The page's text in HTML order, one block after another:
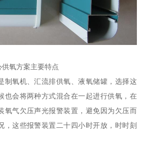
氧方案主要特点
制氧机、汇流排供氧、液氧储罐，选择这
也会将两种方式混合在一起进行供氧，在
氧气欠压声光报警装置，避免因为欠压而
，这些报警装置二十四小时开放，时时刻